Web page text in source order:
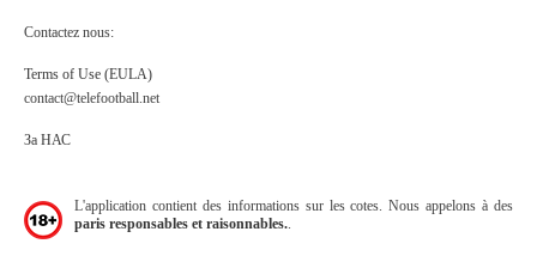
Contactez nous:
Terms of Use (EULA)
contact@telefootball.net
За НАС
L'application contient des informations sur les cotes. Nous appelons à des
paris responsables et raisonnables.